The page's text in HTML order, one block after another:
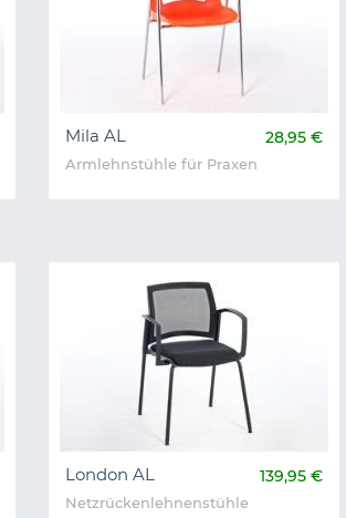
Mila AL 28,95 €
Armlehnstühle für Praxen
London AL 139,95 €
Netzrückenlehnenstühle